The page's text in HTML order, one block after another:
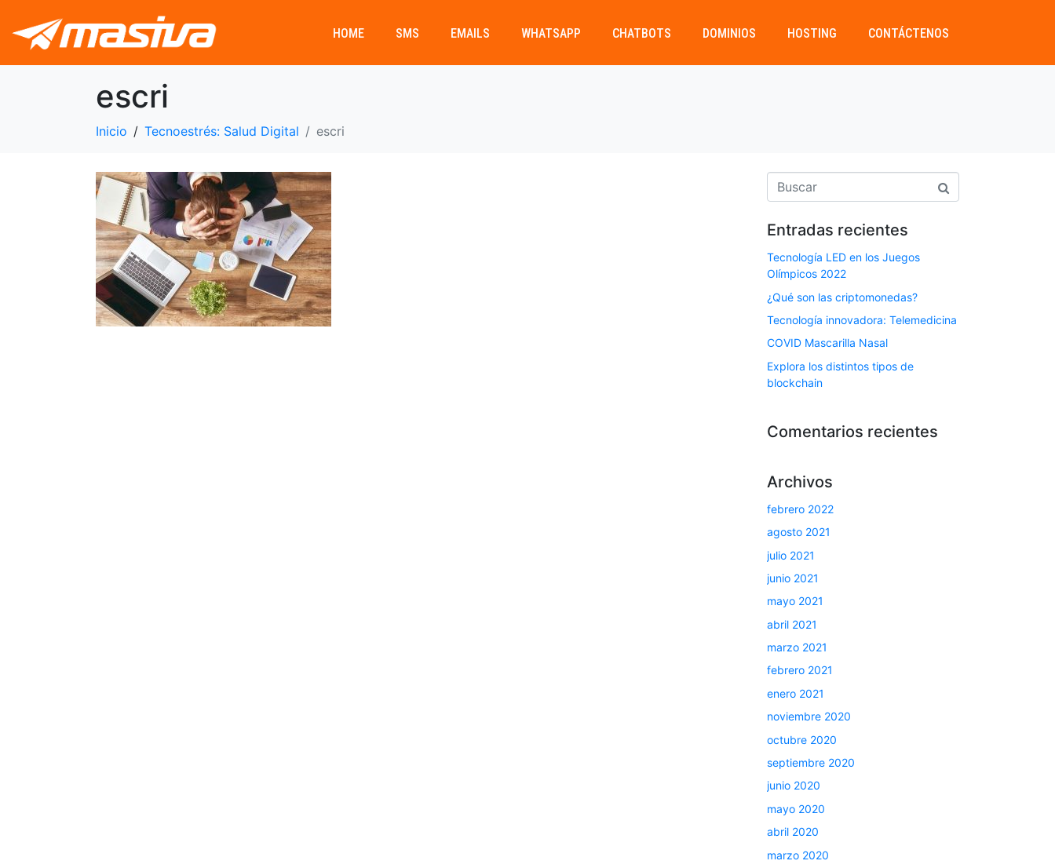
HOME SMS EMAILS WHATSAPP CHATBOTS DOMINIOS HOSTING CONTÁCTENOS
escri
Inicio Tecnoestrés: Salud Digital escri
Entradas recientes
Tecnología LED en los Juegos
Olímpicos 2022
¿Qué son las criptomonedas?
Tecnología innovadora: Telemedicina
COVID Mascarilla Nasal
Explora los distintos tipos de
blockchain
Comentarios recientes
Archivos
febrero 2022
agosto 2021
julio 2021
junio 2021
mayo 2021
abril 2021
marzo 2021
febrero 2021
enero 2021
noviembre 2020
octubre 2020
septiembre 2020
junio 2020
mayo 2020
abril 2020
marzo 2020